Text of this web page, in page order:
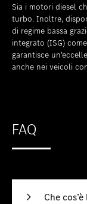
Sia i motori diesel
turbo. Inoltre,
di regime bassa
integrato (ISG)
garantisce
anche nei veicoli
FAQ
Che